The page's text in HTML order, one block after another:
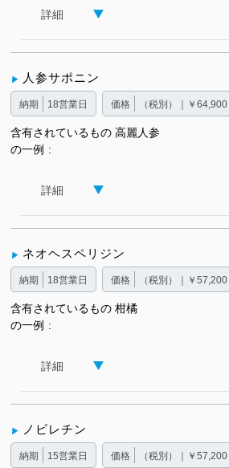
詳細
人参サポニン
納期 18営業日 価格 （税別）｜￥64,900
含有されているもの
の一例
高麗人参
詳細
ネオヘスペリジン
納期 18営業日 価格 （税別）｜￥57,200
含有されているもの
の一例
柑橘
詳細
ノビレチン
納期 15営業日 価格 （税別）｜￥57,200